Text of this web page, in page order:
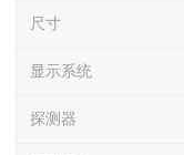
尺寸
显示系统
探测器